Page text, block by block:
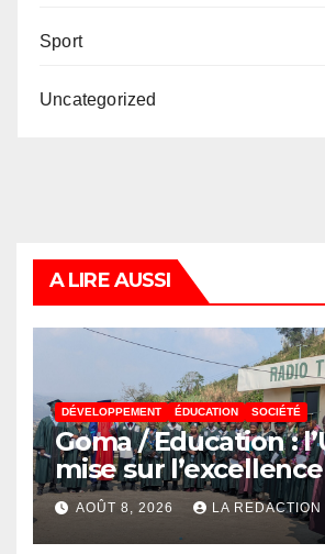
Sport
Uncategorized
A LIRE AUSSI
DÉVELOPPEMENT ÉDUCATION SOCIÉTÉ
Goma / Education :
mise sur
l’employabilité des
AOÛT 8, 2026 LA REDACTION